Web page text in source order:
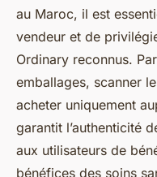
au Maroc, il est
vendeur et de
Ordinary reconnus.
emballages, scanner
acheter uniquement
garantit l’authenticité
aux utilisateurs de
bénéfices des soins